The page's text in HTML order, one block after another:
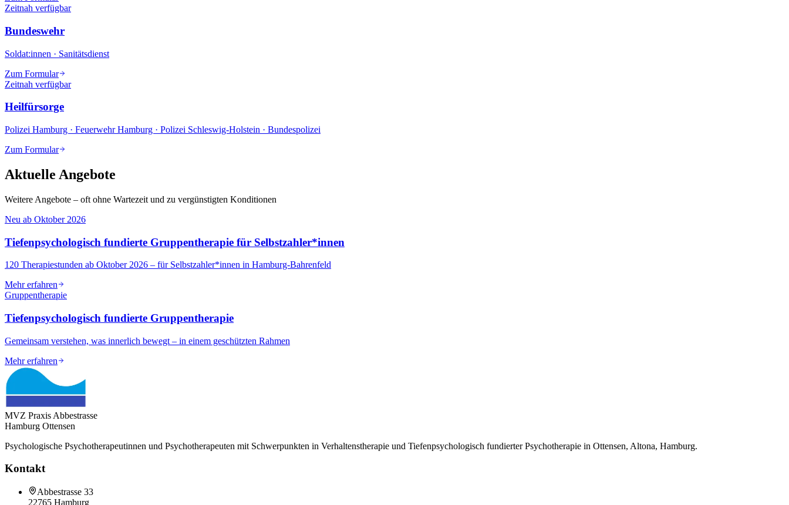
Zeitnah verfügbar
Bundeswehr
Soldat:innen · Sanitätsdienst
Zum Formular
Zeitnah verfügbar
Heilfürsorge
Polizei Hamburg · Feuerwehr Hamburg · Polizei Schleswig-Holstein · Bundespolizei
Zum Formular
Aktuelle Angebote
Weitere Angebote – oft ohne Wartezeit und zu vergünstigten Konditionen
Neu ab Oktober 2026
Tiefenpsychologisch fundierte Gruppentherapie für Selbstzahler*innen
120 Therapiestunden ab Oktober 2026 – für Selbstzahler*innen in Hamburg-Bahrenfeld
Mehr erfahren
Gruppentherapie
Tiefenpsychologisch fundierte Gruppentherapie
Gemeinsam verstehen, was innerlich bewegt – in einem geschützten Rahmen
Mehr erfahren
MVZ Praxis Abbestrasse
Hamburg Ottensen
Psychologische Psychotherapeutinnen und Psychotherapeuten mit Schwerpunkten in Verhaltenstherapie und Tiefenpsychologisch fundierter Psychotherapie in Ottensen, Altona, Hamburg.
Kontakt
Abbestrasse 33
22765 Hamburg